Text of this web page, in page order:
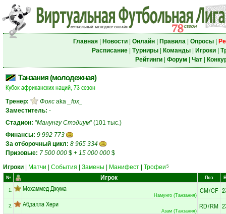
Главная| Новости| Онлайн| Правила| Опросы|
Расписание| Турниры| Команды| Игроки|
Рейтинги| Форум Чат|
Танзания (молодежная)
Кубок африканских наций, 73 сезон
Тренер: Фокс aka
_fox_
Заместитель: -
Стадион: "Манунгу Стэдиум" (101 тыс.)
Финансы: 9 992 773
За отборочный цикл: 8 965 334
Призовые: 7 500 000 $ + 15 000 000 $
Игроки
Матчи События Замены Манифест Трофеи 5
№ Игрок Поз
1. Мохаммед Джума
Намунго (Танзания)
CM/CF
2. Абдалла Хери
Азам (Танзания)
RD/RM